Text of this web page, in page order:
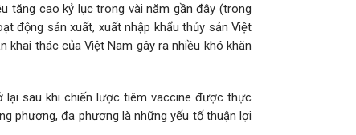
tăng cao kỷ lục trong vài năm gần đây (trong
động sản xuất, xuất nhập khẩu thủy sản Việt
khai thác của Việt Nam gây ra nhiều khó khăn
lại sau khi chiến lược tiêm vaccine được thực
phương, đa phương là những yếu tố thuận lợi